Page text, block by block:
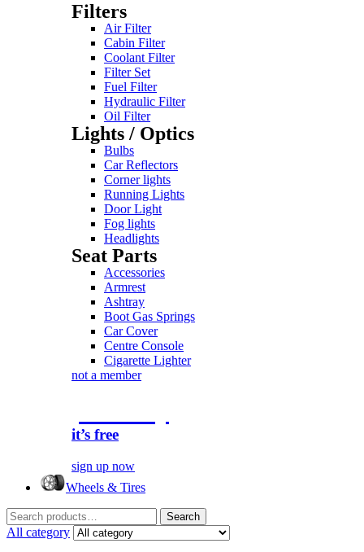
Filters
Air Filter
Cabin Filter
Coolant Filter
Filter Set
Fuel Filter
Hydraulic Filter
Oil Filter
Lights / Optics
Bulbs
Car Reflectors
Corner lights
Running Lights
Door Light
Fog lights
Headlights
Seat Parts
Accessories
Armrest
Ashtray
Boot Gas Springs
Car Cover
Centre Console
Cigarette Lighter
not a member
it’s free
sign up now
Wheels & Tires
Search
for:
Search
All category